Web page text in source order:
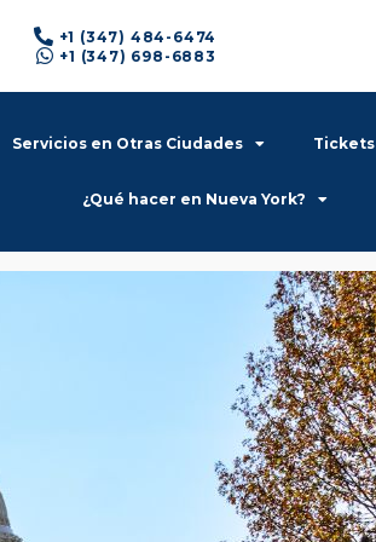
+1 (347) 484-6474
+1 (347) 698-6883
Servicios en Otras Ciudades Tickets
¿Qué hacer en Nueva York?